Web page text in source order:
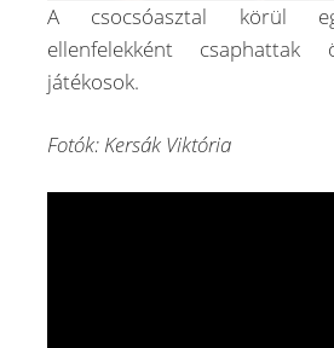
A csocsóasztal körül
ellenfelekként
játékosok.
Fotók: Kersák Viktória